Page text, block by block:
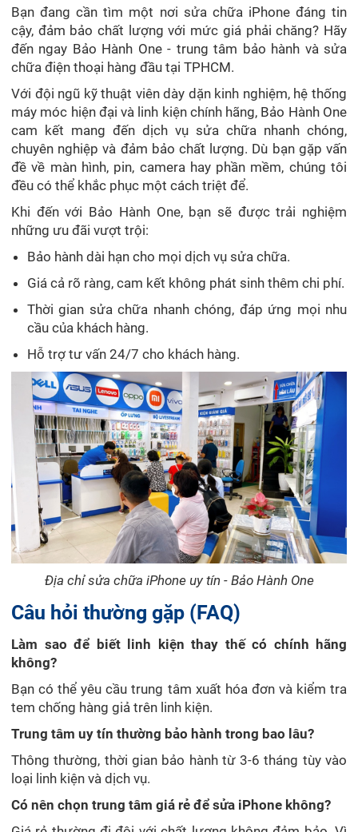
Bạn đang cần tìm một nơi sửa chữa iPhone đáng tin
cậy, đảm bảo chất lượng với mức giá phải chăng? Hãy
đến ngay Bảo Hành One - trung tâm bảo hành và sửa
chữa điện thoại hàng đầu tại TPHCM.
Với đội ngũ kỹ thuật viên dày dặn kinh nghiệm, hệ thống
máy móc hiện đại và linh kiện chính hãng, Bảo Hành One
cam kết mang đến dịch vụ sửa chữa nhanh chóng,
chuyên nghiệp và đảm bảo chất lượng. Dù bạn gặp vấn
đề về màn hình, pin, camera hay phần mềm, chúng tôi
đều có thể khắc phục một cách triệt để.
Khi đến với Bảo Hành One, bạn sẽ được trải nghiệm
những ưu đãi vượt trội:
Bảo hành dài hạn cho mọi dịch vụ sửa chữa.
Giá cả rõ ràng, cam kết không phát sinh thêm chi phí.
Thời gian sửa chữa nhanh chóng, đáp ứng mọi nhu
cầu của khách hàng.
Hỗ trợ tư vấn 24/7 cho khách hàng.
Địa chỉ sửa chữa iPhone uy tín - Bảo Hành One
Câu hỏi thường gặp (FAQ)
Làm sao để biết linh kiện thay thế có chính hãng
không?
Bạn có thể yêu cầu trung tâm xuất hóa đơn và kiểm tra
tem chống hàng giả trên linh kiện.
Trung tâm uy tín thường bảo hành trong bao lâu?
Thông thường, thời gian bảo hành từ 3-6 tháng tùy vào
loại linh kiện và dịch vụ.
Có nên chọn trung tâm giá rẻ để sửa iPhone không?